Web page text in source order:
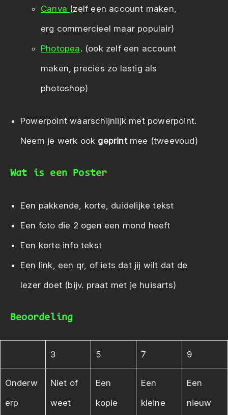
Canva (zelf een account maken,
erg commercieel maar populair)
Photopea. (ook zelf een account
maken, precies zo lastig als
photoshop)
Powerpoint waarschijnlijk met powerpoint.
Neem je werk ook geprint mee (tweevoud)
Wat is een Poster
Een pakkende, korte, duidelijke tekst
Een foto die 2 ogen een mond heeft
Een korte info tekst
Een link, een qr, of iets dat jij wilt dat de
lezer doet (bijv. praat met je huisarts)
Beoordeling
3 5 7 9
Onderw
erp
Niet of
weet
Een
kopie
Een
kleine
Een
nieuw